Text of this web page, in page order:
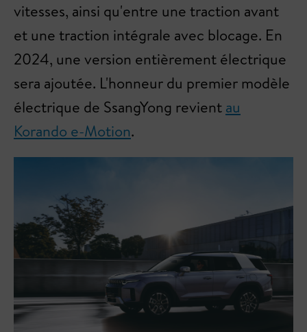
vitesses, ainsi qu'entre une traction avant
et une traction intégrale avec blocage. En
2024, une version entièrement électrique
sera ajoutée. L'honneur du premier modèle
électrique de SsangYong revient au
Korando e-Motion.